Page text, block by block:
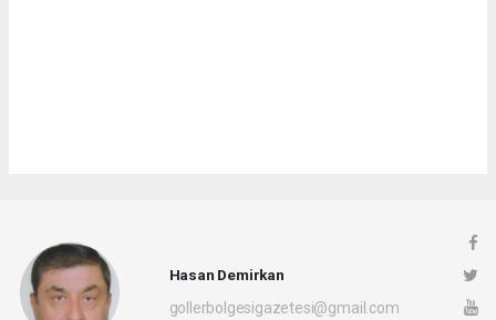
Hasan Demirkan
gollerbolgesigazetesi@gmail.com